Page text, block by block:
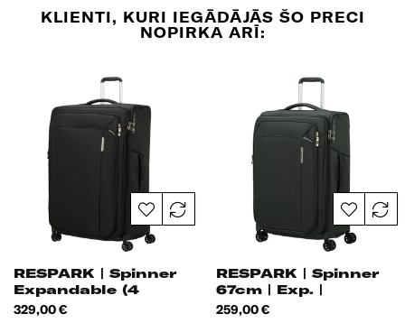
KLIENTI, KURI IEGĀDĀJĀS ŠO PRECI
NOPIRKA ARĪ:
RESPARK | Spinner
Expandable (4
Wheels) 82cm |
Cena
329,00 €
RESPARK | Spinner
67cm | Exp. |
Cena
259,00 €